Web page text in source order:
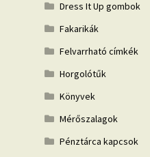
Dress It Up gombok
Fakarikák
Felvarrható címkék
Horgolótűk
Könyvek
Mérőszalagok
Pénztárca kapcsok